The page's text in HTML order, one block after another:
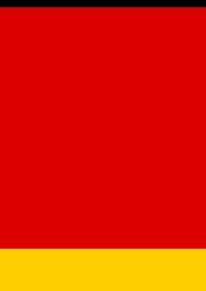
550170